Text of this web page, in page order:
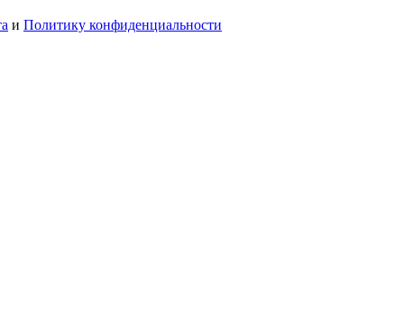
и Политику конфиденциальности